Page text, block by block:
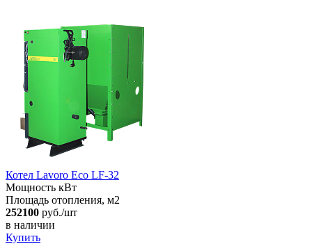
Котел Lavoro Eco LF-32
Мощность кВт
Площадь отопления, м2
252100 руб./шт
в наличии
Купить